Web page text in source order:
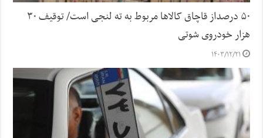
۵۰ درصداز قاچاق کالاها مربوط به ته لنجی است/ توقیف ۳۰
هزار خودروی شوتی
۱۴۰۳/۱۲/۲۱